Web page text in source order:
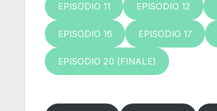
EPISODIO 11 EPISODIO 12
EPISODIO 16 EPISODIO 17
EPISODIO 20 (FINALE)